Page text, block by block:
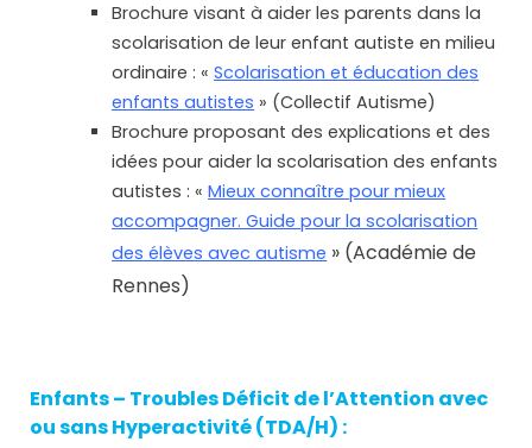
Brochure visant à aider les parents dans la
scolarisation de leur enfant autiste en milieu
ordinaire : «Scolarisation et éducation des
enfants autistes » (Collectif Autisme)
Brochure proposant des explications et des
idées pour aider la scolarisation des enfants
autistes : «Mieux connaître pour mieux
accompagner. Guide pour la scolarisation
des élèves avec autisme » (Académie de
Rennes)
Enfants – Troubles Déficit de l’Attention avec
ou sans Hyperactivité (TDA/H) :